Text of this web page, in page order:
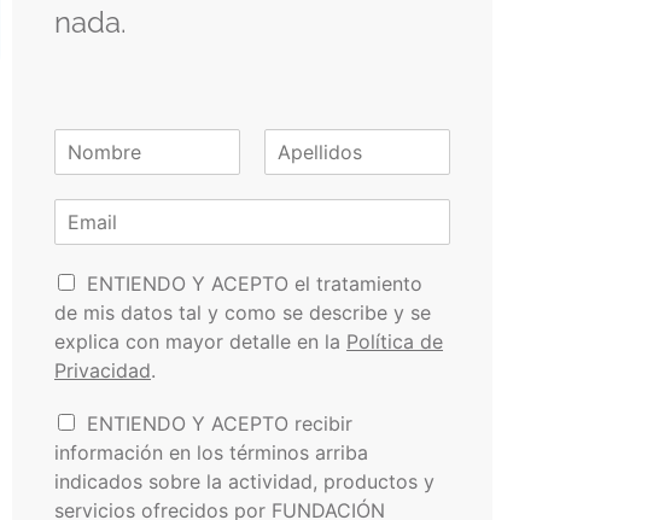
nada.
*
o
b
e
p
l
i
o
s
r
e
e
l
c
t
r
P
o
l
í
t
c
a
d
e
ENTIENDO Y ACEPTO el tratamiento
de mis datos tal y como se describe y se
explica con mayor detalle en la Política de
Privacidad.
I
n
f
o
ENTIENDO Y ACEPTO recibir
información en los términos arriba
indicados sobre la actividad, productos y
servicios ofrecidos por FUNDACIÓN